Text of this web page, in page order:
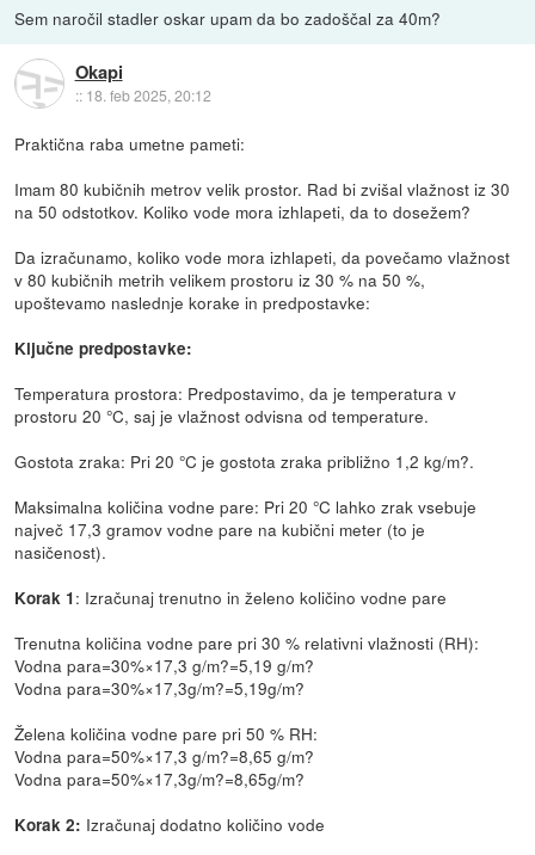
Sem naročil stadler oskar upam da bo zadoščal za 40m?
Okapi
:: 18. feb 2025, 20:12
Praktična raba umetne pameti:
Imam 80 kubičnih metrov velik prostor. Rad bi zvišal vlažnost iz 30
na 50 odstotkov. Koliko vode mora izhlapeti, da to dosežem?
Da izračunamo, koliko vode mora izhlapeti, da povečamo vlažnost
v 80 kubičnih metrih velikem prostoru iz 30 % na 50 %,
upoštevamo naslednje korake in predpostavke:
Ključne predpostavke:
Temperatura prostora: Predpostavimo, da je temperatura v
prostoru 20 °C, saj je vlažnost odvisna od temperature.
Gostota zraka: Pri 20 °C je gostota zraka približno 1,2 kg/m?.
Maksimalna količina vodne pare: Pri 20 °C lahko zrak vsebuje
največ 17,3 gramov vodne pare na kubični meter (to je
nasičenost).
Korak 1 : Izračunaj trenutno in želeno količino vodne pare
Trenutna količina vodne pare pri 30 % relativni vlažnosti (RH):
Vodna para=30%×17,3 g/m?=5,19 g/m?
Vodna para=30%×17,3g/m?=5,19g/m?
Želena količina vodne pare pri 50 % RH:
Vodna para=50%×17,3 g/m?=8,65 g/m?
Vodna para=50%×17,3g/m?=8,65g/m?
Korak 2: Izračunaj dodatno količino vode